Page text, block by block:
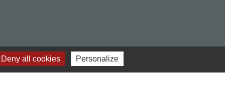
Deny all cookies Personalize